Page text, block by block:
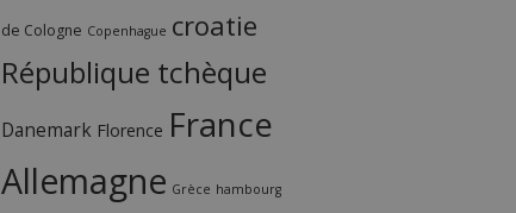
de Cologne Copenhague croatie
République tchèque
Danemark Florence France
Allemagne Grèce hambourg